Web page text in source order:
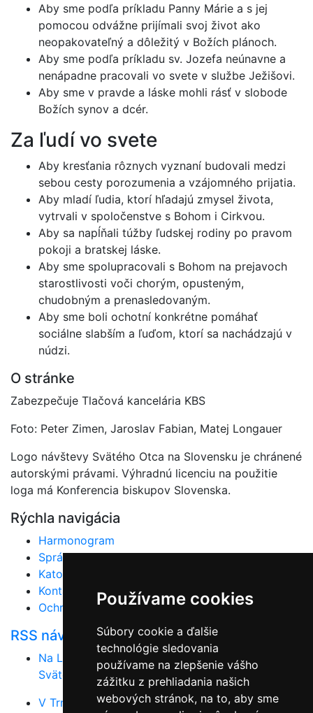
Používame cookies
Súbory cookie a ďalšie
technológie sledovania
používame na zlepšenie vášho
zážitku z prehliadania našich
webových stránok, na to, aby sme
Aby sme podľa príkladu Panny Márie a s jej
pomocou odvážne prijímali svoj život ako
neopakovateľný a dôležitý v Božích plánoch.
Aby sme podľa príkladu sv. Jozefa neúnavne a
nenápadne pracovali vo svete v službe Ježišovi.
Aby sme v pravde a láske mohli rásť v slobode
Božích synov a dcér.
Za ľudí vo svete
Aby kresťania rôznych vyznaní budovali medzi
sebou cesty porozumenia a vzájomného prijatia.
Aby mladí ľudia, ktorí hľadajú zmysel života,
vytrvali v spoločenstve s Bohom i Cirkvou.
Aby sa napĺňali túžby ľudskej rodiny po pravom
pokoji a bratskej láske.
Aby sme spolupracovali s Bohom na prejavoch
starostlivosti voči chorým, opusteným,
chudobným a prenasledovaným.
Aby sme boli ochotní konkrétne pomáhať
sociálne slabším a ľuďom, ktorí sa nachádzajú v
núdzi.
O stránke
Zabezpečuje Tlačová kancelária KBS
Foto: Peter Zimen, Jaroslav Fabian, Matej Longauer
Logo návštevy Svätého Otca na Slovensku je chránené
autorskými právami. Výhradnú licenciu na použitie
loga má Konferencia biskupov Slovenska.
Rýchla navigácia
Harmonogram
Správy
Katolícka cirkev na Slovensku
Kontakt
Ochrana osobných údajov
RSS návšteva pápeža
Na Luníku IX oslávili druhé výročie návštevy
Svätého Otca Františka
V Trnave bude výstava fotografií z návštevy